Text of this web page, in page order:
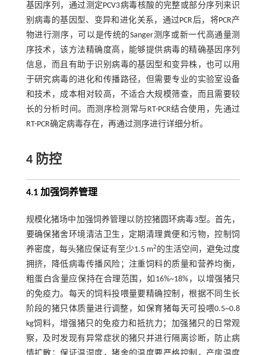
基因序列，通过测定PCV3病毒核酸的完整或部分序列来识
别病毒的基因型、变异和进化关系，通过PCR后，将PCR产
物进行测序，可以是传统的Sanger测序或新一代高通量测
序技术，该方法精确度高，能够提供病毒的精确基因序列
信息，而且有助于识别病毒的基因型和变异株，也可以用
于研究病毒的进化和传播路径，但需要专业的实验室设备
和技术，成本相对较高，不适合大规模筛查，而且需要较
长的分析时间。而测序检测常与RT-PCR结合使用，先通过
RT-PCR确定病毒存在，再通过测序进行详细分析。
4 防控
4.1 加强饲养管理
规模化猪场中加强饲养管理以防控猪圆环病毒3型。首先，
要确保猪舍环境清洁卫生，定期清理粪便和污物，控制饲
养密度，每头猪应保证有至少1.5 m2 的生活空间，避免过度
拥挤，降低病毒传播风险；注重饲料的质量和营养均衡，
粗蛋白含量应保持在合理范围，如16%~18%，以增强猪只
的免疫力。每天的饲料投喂量要精确控制，根据不同生长
阶段的猪只体质量进行调整，如保育猪每天可投喂0.5~0.8
kg饲料，增强猪只的免疫力和抵抗力；加强猪只的日常观
察，及时发现有异常症状的猪只并进行隔离诊断，防止病